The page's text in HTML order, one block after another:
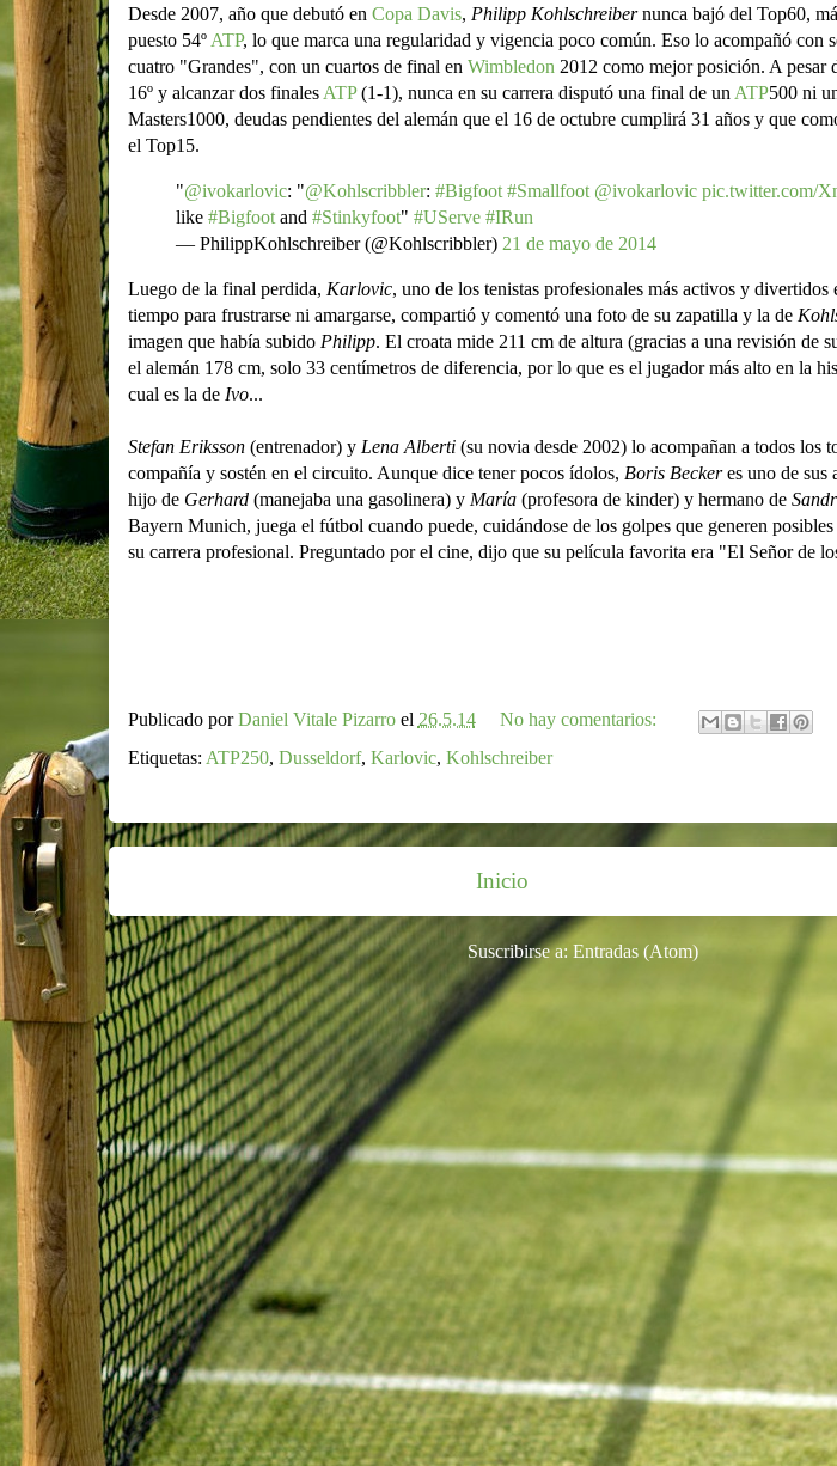
Desde 2007, año que debutó en Copa Davis, Philipp Kohlschreibernunca bajó del Top60,
puesto 54º ATP, lo que marca una regularidad y vigencia poco común. Eso lo acompañó con
cuatro "Grandes", con un cuartos de final en Wimbledon 2012 como mejor posición. A pesar
16º y alcanzar dos finales ATP(1-1), nunca en su carrera disputó una final de un ATP500 ni
Masters1000, deudas pendientes del alemán que el 16 de octubre cumplirá 31 años y que
el Top15.
"@ivokarlovic: "@Kohlscribbler: #Bigfoot #Smallfoot @ivokarlovic pic.twitter.com/
like #Bigfootand #Stinkyfoot" #UServe #IRun
— PhilippKohlschreiber (@Kohlscribbler) 21 de mayo de 2014
Luego de la final perdida, Karlovic, uno de los tenistas profesionales más activos y
tiempo para frustrarse ni amargarse, compartió y comentó una foto de su zapatilla y la de
imagen que había subido Philipp. El croata mide 211 cm de altura (gracias a una revisión de
el alemán 178 cm, solo 33 centímetros de diferencia, por lo que es el jugador más alto en la
cual es la de Ivo...
Stefan Eriksson(entrenador) y Lena Alberti(su novia desde 2002) lo acompañan a todos los
compañía y sostén en el circuito. Aunque dice tener pocos ídolos, Boris Beckeres uno de sus
hijo de Gerhard(manejaba una gasolinera) y María(profesora de kinder) y hermano de
Bayern Munich, juega el fútbol cuando puede, cuidándose de los golpes que generen posibles
su carrera profesional. Preguntado por el cine, dijo que su película favorita era "El Señor de
Publicado porDaniel Vitale Pizarro el 26.5.14
No hay comentarios:
Etiquetas: ATP250, Dusseldorf, Karlovic, Kohlschreiber
Inicio
Suscribirse a: Entradas (Atom)